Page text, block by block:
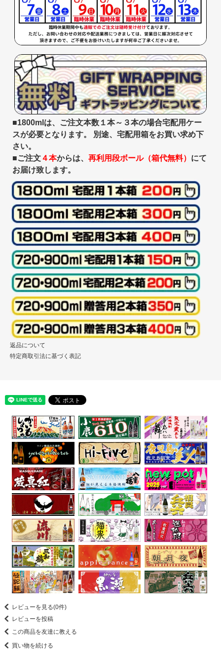
■1800mlは、ご注文本数１本～３本の場合宅配用ケー
スが必要となります。 別途、宅配用箱をお買い求め下
さい。
■ご注文４本からは、 再利用段ボール（箱代無料） にて
お届け致します。
返品について
特定商取引法に基づく表記
レビューを見る(0件)
レビューを投稿
この商品を友達に教える
買い物を続ける